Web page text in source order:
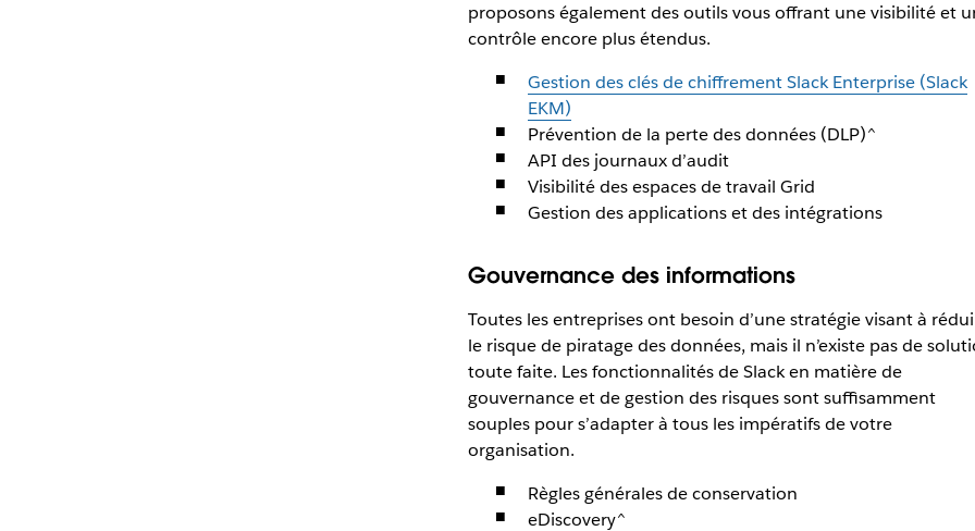
proposons également des outils vous offrant une visibilité et
contrôle encore plus étendus.
Gestion des clés de chiffrement Slack Enterprise (Slack
EKM)
Prévention de la perte des données (DLP)^
API des journaux d’audit
Visibilité des espaces de travail Grid
Gestion des applications et des intégrations
Gouvernance des informations
Toutes les entreprises ont besoin d’une stratégie visant à
le risque de piratage des données, mais il n’existe pas de
toute faite. Les fonctionnalités de Slack en matière de
gouvernance et de gestion des risques sont suffisamment
souples pour s’adapter à tous les impératifs de votre
organisation.
Règles générales de conservation
eDiscovery^